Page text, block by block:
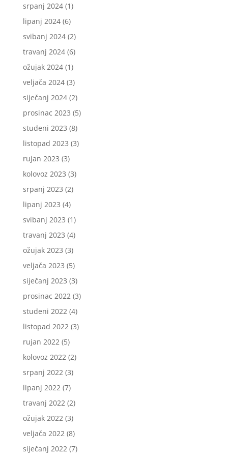
srpanj 2024(1)
lipanj 2024(6)
svibanj 2024(2)
travanj 2024(6)
ožujak 2024(1)
veljača 2024(3)
siječanj 2024(2)
prosinac 2023 (5)
studeni 2023 (8)
listopad 2023 (3)
rujan 2023 (3)
kolovoz 2023 (3)
srpanj 2023 (2)
lipanj 2023 (4)
svibanj 2023 (1)
travanj 2023 (4)
ožujak 2023 (3)
veljača 2023 (5)
siječanj 2023 (3)
prosinac 2022(3)
studeni 2022(4)
listopad 2022(3)
rujan 2022(5)
kolovoz 2022(2)
srpanj 2022(3)
lipanj 2022(7)
travanj 2022(2)
ožujak 2022(3)
veljača 2022(8)
siječanj 2022(7)